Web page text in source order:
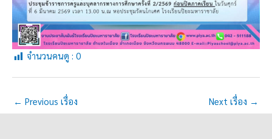
จำนวนคนดู : 0
← Previous เรื่อง Next เรื่อง →